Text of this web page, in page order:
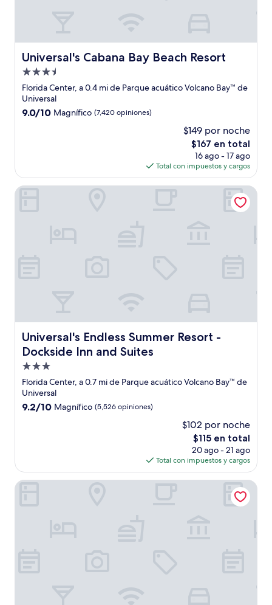
Universal's Cabana Bay Beach Resort
Universal's Cabana Bay Beach Resort
Propiedad
de
3.5
estrellas
Florida Center, a 0.4 mi de Parque acuático Volcano Bay™ de
Universal
9.0
9.0/10 Magnífico (7,420 opiniones)
$149 por noche
El
precio
actual
es
de
$167 en total
16 ago - 17 ago
Total con impuestos y cargos
Universal's Endless Summer Resort -
Dockside Inn and Suites
Universal's Endless Summer Resort - Dockside Inn and
Propiedad
de
3.0
estrellas
Florida Center, a 0.7 mi de Parque acuático Volcano Bay™ de
Universal
9.2
9.2/10 Magnífico (5,526 opiniones)
$102 por noche
El
precio
actual
es
de
$115 en total
20 ago - 21 ago
Total con impuestos y cargos
Universal's Endless Summer Resort - Dockside Inn and
Rosen Inn, closest to Universal